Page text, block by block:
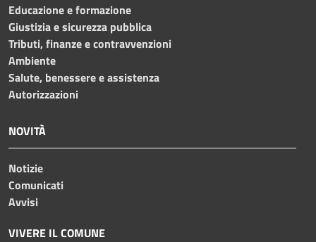
Educazione e formazione
Giustizia e sicurezza pubblica
Tributi, finanze e contravvenzioni
Ambiente
Salute, benessere e assistenza
Autorizzazioni
NOVITÀ
Notizie
Comunicati
Avvisi
VIVERE IL COMUNE